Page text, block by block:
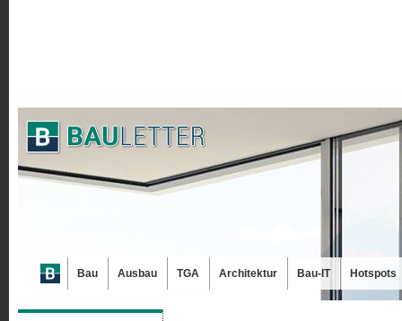
Bau Ausbau TGA Architektur Bau-IT Hotspots